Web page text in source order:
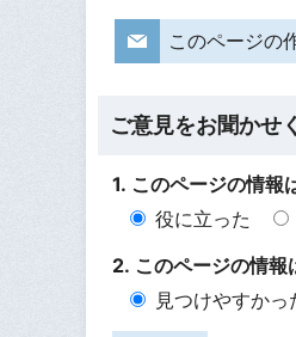
このページの
ご意見をお聞かせ
1. このページの情報
役に立った
2. このページの情報
見つけやすかっ